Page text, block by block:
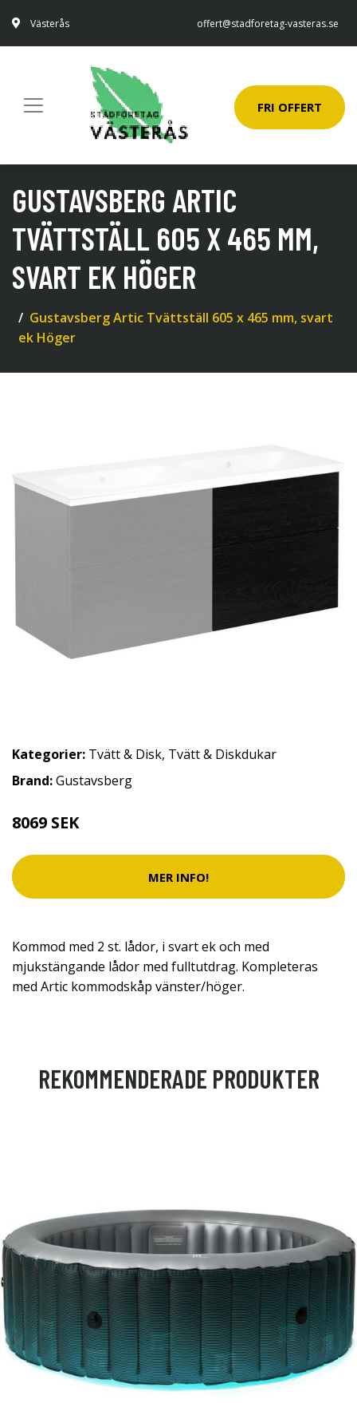
Västerås offert@stadforetag-vasteras.se
FRI OFFERT
GUSTAVSBERG ARTIC
TVÄTTSTÄLL 605 X 465 MM,
SVART EK HÖGER
Gustavsberg Artic Tvättställ 605 x 465 mm, svart
ek Höger
Kategorier: Tvätt & Disk, Tvätt & Diskdukar
Brand:Gustavsberg
8069 SEK
MER INFO!
Kommod med 2 st. lådor, i svart ek och med
mjukstängande lådor med fulltutdrag. Kompleteras
med Artic kommodskåp vänster/höger.
REKOMMENDERADE PRODUKTER